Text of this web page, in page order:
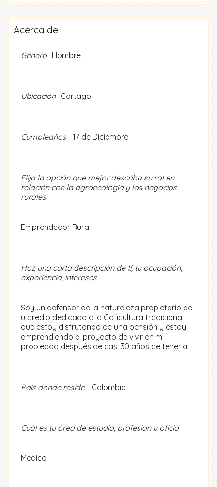
Acerca de
Género Hombre
Ubicación Cartago
Cumpleaños: 17 de Diciembre
Elija la opción que mejor describa su rol en
relación con la agroecología y los negocios
rurales
Emprendedor Rural
Haz una corta descripción de tí, tu ocupación,
experiencia, intereses
Soy un defensor de la naturaleza propietario de
u predio dedicado a la Caficultura tradicional
que estoy disfrutando de una pensión y estoy
emprendiendo el proyecto de vivir en mi
propiedad después de casi 30 años de tenerla
País donde reside Colombia
Cuál es tu área de estudio, profesion u oficio
Medico